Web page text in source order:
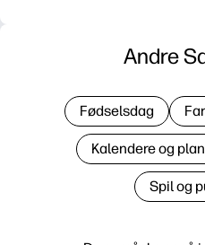
Andre
Fødselsdag
Kalendere og
Spil og